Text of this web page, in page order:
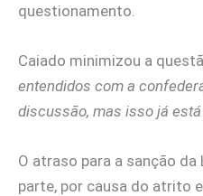
questionamento.
Caiado minimizou a
entendidos com a
discussão, mas isso já
O atraso para a sanção da
parte, por causa do atrito